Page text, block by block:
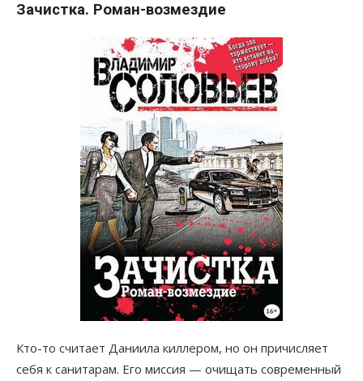
Зачистка. Роман-возмездие
Кто-то считает Даниила киллером, но он причисляет
себя к санитарам. Его миссия — очищать современный